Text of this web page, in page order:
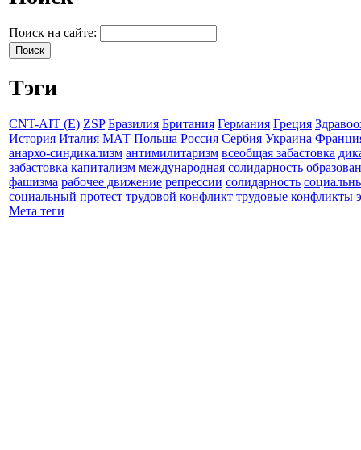
Поиск на сайте:
Тэги
CNT-AIT (E) ZSP Бразилия Британия Германия Греция
История Италия МАТ Польша Россия Сербия Украина
анархо-синдикализм антимилитаризм всеобщая забастовка
забастовка капитализм международная солидарность
фашизма рабочее движение репрессии солидарность
социальный протест трудовой конфликт трудовые конфликты
Мета теги